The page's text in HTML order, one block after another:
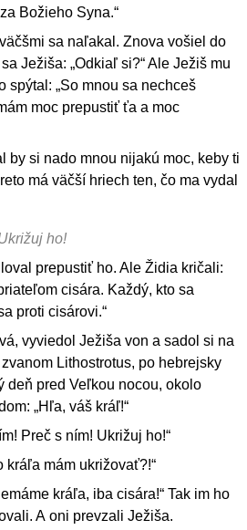
Božieho Syna.“
sa naľakal. Znova vošiel do
Ježiša: „Odkiaľ si?“ Ale Ježiš mu
spýtal: „So mnou sa nechceš
moc prepustiť ťa a moc
by si nado mnou nijakú moc, keby ti
má väčší hriech ten, čo ma vydal
ho!
prepustiť ho. Ale Židia kričali:
cisára. Každý, kto sa
proti cisárovi.“
vyviedol Ježiša von a sadol si na
Lithostrotus, po hebrejsky
deň pred Veľkou nocou, okolo
„Hľa, váš kráľ!“
Preč s ním! Ukrižuj ho!“
kráľa mám ukrižovať?!“
kráľa, iba cisára!“ Tak im ho
A oni prevzali Ježiša.